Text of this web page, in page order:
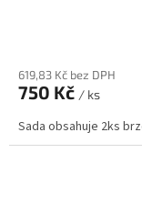
produktu
je
z
5
619,83 Kč bez DPH
750 Kč / ks
Sada obsahuje 2ks